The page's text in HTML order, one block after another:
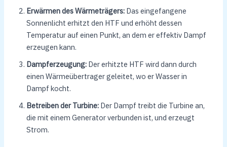
Erwärmen des Wärmeträgers:Das eingefangene
Sonnenlicht erhitzt den HTF und erhöht dessen
Temperatur auf einen Punkt, an dem er effektiv Dampf
erzeugen kann.
Dampferzeugung:Der erhitzte HTF wird dann durch
einen Wärmeübertrager geleitet, wo er Wasser in
Dampf kocht.
Betreiben der Turbine:Der Dampf treibt die Turbine an,
die mit einem Generator verbunden ist, und erzeugt
Strom.